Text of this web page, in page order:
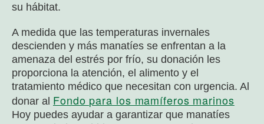
su hábitat.
A medida que las temperaturas invernales
descienden y más manatíes se enfrentan a la
amenaza del estrés por frío, su donación les
proporciona la atención, el alimento y el
tratamiento médico que necesitan con urgencia. Al
donar al Fondo para los mamíferos marinos
Hoy puedes ayudar a garantizar que manatíes